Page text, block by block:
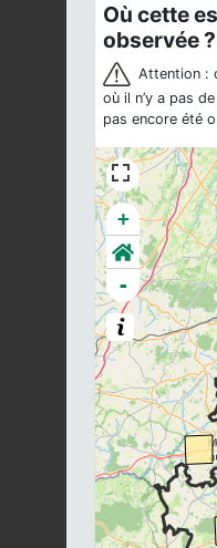
Où cette
observée ?
Attention :
où il n’y a pas
pas encore été
+
-